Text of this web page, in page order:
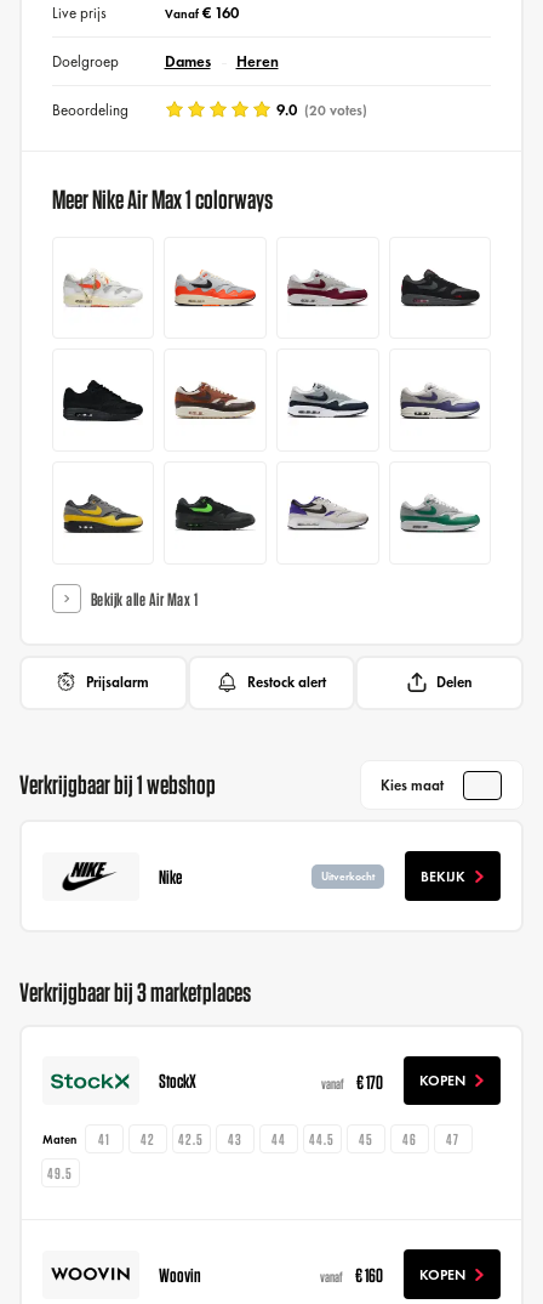
Live prijs Vanaf€ 160
Doelgroep Dames Heren
Beoordeling 9.0 (20 votes)
Meer Nike Air Max 1 colorways
Bekijk alle Air Max 1
Prijsalarm Restock alert Delen
Verkrijgbaar bij 1 webshop Kies maat
Nike Uitverkocht BEKIJK
Verkrijgbaar bij 3 marketplaces
StockX vanaf € 170 KOPEN
Maten 41 42 42.5 43 44 44.5 45 46
47
49.5
Woovin vanaf € 160 KOPEN